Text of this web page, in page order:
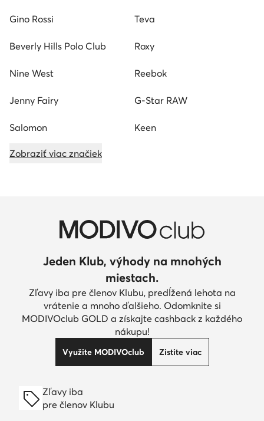
Gino Rossi Teva
Beverly Hills Polo Club Roxy
Nine West Reebok
Jenny Fairy G-Star RAW
Salomon Keen
Zobraziť viac značiek
Jeden Klub, výhody na mnohých
miestach.
Zľavy iba pre členov Klubu, predĺžená lehota na
vrátenie a mnoho ďalšieho. Odomknite si
MODIVOclub GOLD a získajte cashback z každého
nákupu!
Využite MODIVOclub Zistite viac
Zľavy iba
pre členov Klubu